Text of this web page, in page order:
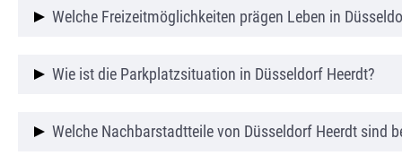
Durch Stadtbahnverbindungen und die
Welche Freizeitmöglichkeiten prägen Leben in
Die Nähe zum Rhein und zu den Rheinwiesen ist
Wie ist die Parkplatzsituation in Düsseldorf Heerdt?
Je nach Lage variiert der Parkdruck. In dichter
Welche Nachbarstadtteile von Düsseldorf Heerdt sind